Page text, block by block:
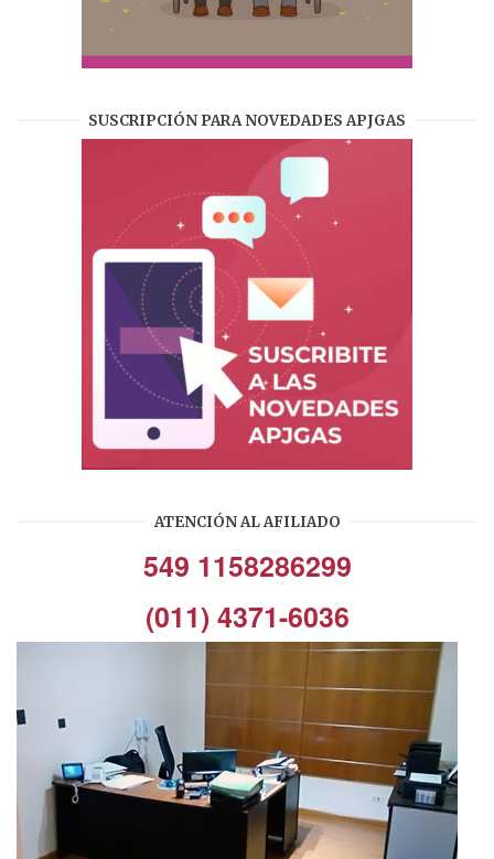
SUSCRIPCIÓN PARA NOVEDADES APJGAS
ATENCIÓN AL AFILIADO
549 1158286299
(011) 4371-6036